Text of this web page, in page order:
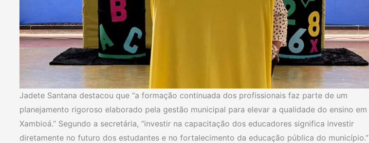
Jadete Santana destacou que “a formação continuada dos profissionais faz parte de um
planejamento rigoroso elaborado pela gestão municipal para elevar a qualidade do ensino em
Xambioá.” Segundo a secretária, “investir na capacitação dos educadores significa investir
diretamente no futuro dos estudantes e no fortalecimento da educação pública do município.”